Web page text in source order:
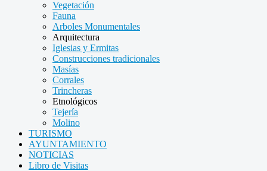
Vegetación
Fauna
Arboles Monumentales
Arquitectura
Iglesias y Ermitas
Construcciones tradicionales
Masías
Corrales
Trincheras
Etnológicos
Tejería
Molino
TURISMO
AYUNTAMIENTO
NOTICIAS
Libro de Visitas